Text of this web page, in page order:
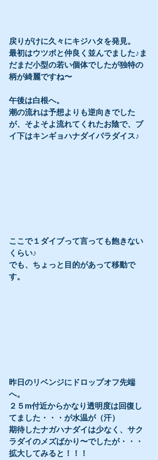
戻りがけに久々にキジハタを発見。
最初はウツボと仲良く並んでました♪ま
だまだ小型の若い個体でしたが独特の
柄が綺麗ですね〜
午後は白根へ。
潮の流れは予想よりも逆向きでした
が、そよそよ流れてくれたお陰で、ブ
イ下はキンギョハナダイパラダイス♪
ここで１ダイブって言っても飽きない
くらい♪
でも、ちょっと目的があって移動で
す。
昨日のリベンジにドロップオフ先端
へ。
２５m付近からかなり透明度は回復し
てました・・・が水温が（汗）
期待したナガハナダイは少なく、サク
ラダイのメズばかり〜でしたが・・・
拡大してみると！！！